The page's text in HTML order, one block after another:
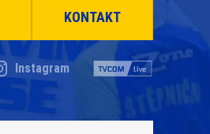
KONTAKT
Instagram